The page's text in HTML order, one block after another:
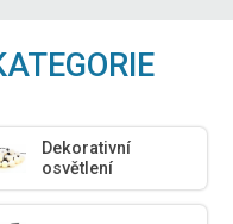
Dekorativní
osvětlení